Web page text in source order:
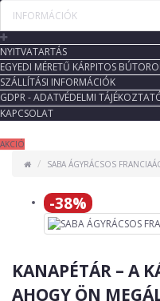
INFORMÁCIÓK
NYITVATARTÁS
EGYEDI MÉRETŰ KÁRPITOS
SZÁLLÍTÁSI INFORMÁCIÓK
GDPR - ADATVÉDELMI
KAPCSOLAT
AKCIÓ
SABA ÁGYRÁCSOS
-38%
KANAPÉTÁR – A
AHOGY ÖN